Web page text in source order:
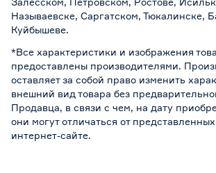
Называевске, Саргатском, Тюкалинске,
Куйбышеве.
*Все характеристики и изображения
предоставлены производителями.
оставляет за собой право изменить
внешний вид товара без
Продавца, в связи с чем, на дату
они могут отличаться от
интернет-сайте.